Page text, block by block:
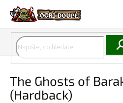
obsah
The Ghosts of
(Hardback)